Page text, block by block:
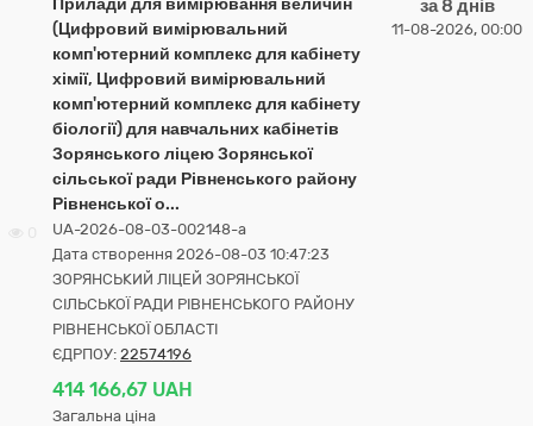
Прилади для вимірювання величин
(Цифровий вимірювальний
комп'ютерний комплекс для кабінету
хімії, Цифровий вимірювальний
комп'ютерний комплекс для кабінету
біології) для навчальних кабінетів
Зорянського ліцею Зорянської
сільської ради Рівненського району
Рівненської о...
UA-2026-08-03-002148-a
Дата створення 2026-08-03 10:47:23
ЗОРЯНСЬКИЙ ЛІЦЕЙ ЗОРЯНСЬКОЇ
СІЛЬСЬКОЇ РАДИ РІВНЕНСЬКОГО РАЙОНУ
РІВНЕНСЬКОЇ ОБЛАСТІ
ЄДРПОУ: 22574196
414 166,67 UAH
Загальна ціна
за 8 днів
11-08-2026, 00:00